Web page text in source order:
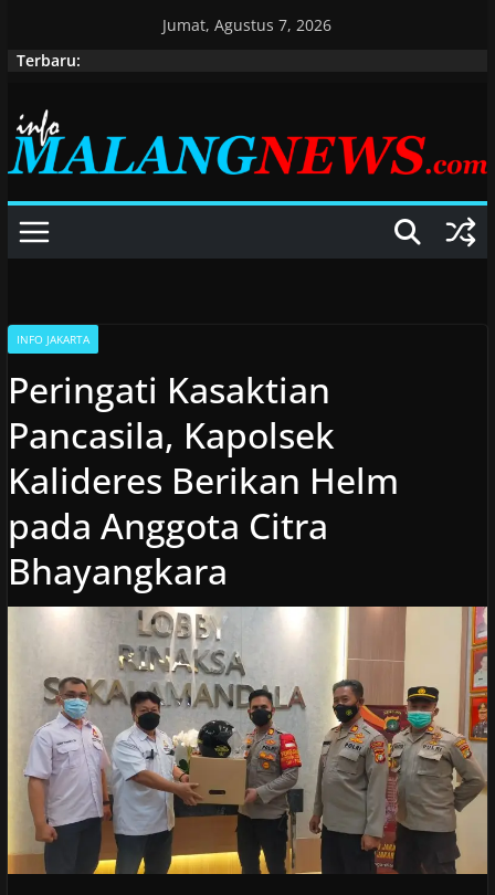
Jumat, Agustus 7, 2026
Terbaru:
INFO JAKARTA
Peringati Kasaktian
Pancasila, Kapolsek
Kalideres Berikan Helm
pada Anggota Citra
Bhayangkara